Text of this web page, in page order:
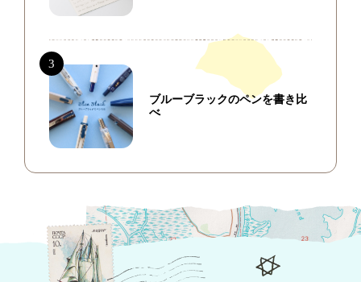
ブルーブラックのペンを書き比
べ